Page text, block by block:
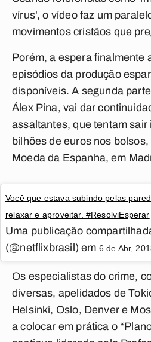
vírus', o vídeo faz um
movimentos cristãos que
Porém, a espera finalmente
episódios da produção
disponíveis. A segunda
Álex Pina, vai dar
assaltantes, que tentam sair
bilhões de euros nos
Moeda da Espanha, em
Você que estava subindo pelas
relaxar e aproveitar. #ResolviEsperar
Uma publicação
(@netflixbrasil) em 6 de Abr,
Os especialistas do crime,
diversas, apelidados de
Helsinki, Oslo, Denver e
a colocar em prática o